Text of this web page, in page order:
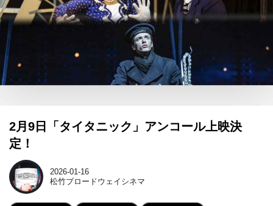
2月9日「タイタニック」アンコール上映決
定！
2026-01-16
松竹ブロードウェイシネマ